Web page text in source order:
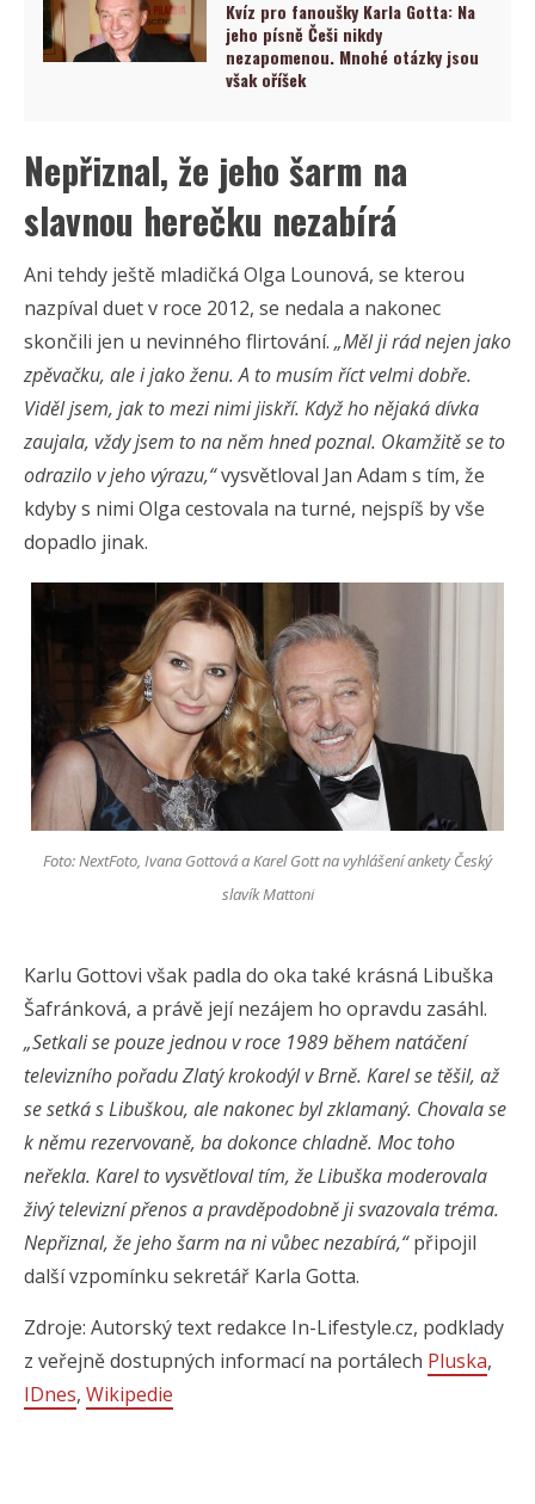
Kvíz pro fanoušky Karla Gotta: Na
jeho písně Češi nikdy
nezapomenou. Mnohé otázky jsou
však oříšek
Nepřiznal, že jeho šarm na
slavnou herečku nezabírá
Ani tehdy ještě mladičká Olga Lounová, se kterou
nazpíval duet v roce 2012, se nedala a nakonec
skončili jen u nevinného flirtování. „Měl ji rád nejen jako
zpěvačku, ale i jako ženu. A to musím říct velmi dobře.
Viděl jsem, jak to mezi nimi jiskří. Když ho nějaká dívka
zaujala, vždy jsem to na něm hned poznal. Okamžitě se to
odrazilo v jeho výrazu,“vysvětloval Jan Adam s tím, že
kdyby s nimi Olga cestovala na turné, nejspíš by vše
dopadlo jinak.
Foto: NextFoto, Ivana Gottová a Karel Gott na vyhlášení ankety Český
slavík Mattoni
Karlu Gottovi však padla do oka také krásná Libuška
Šafránková, a právě její nezájem ho opravdu zasáhl.
„Setkali se pouze jednou v roce 1989 během natáčení
televizního pořadu Zlatý krokodýl v Brně. Karel se těšil, až
se setká s Libuškou, ale nakonec byl zklamaný. Chovala se
k němu rezervovaně, ba dokonce chladně. Moc toho
neřekla. Karel to vysvětloval tím, že Libuška moderovala
živý televizní přenos a pravděpodobně ji svazovala tréma.
Nepřiznal, že jeho šarm na ni vůbec nezabírá,“připojil
další vzpomínku sekretář Karla Gotta.
Zdroje: Autorský text redakce In-Lifestyle.cz, podklady
z veřejně dostupných informací na portálech Pluska,
IDnes, Wikipedie